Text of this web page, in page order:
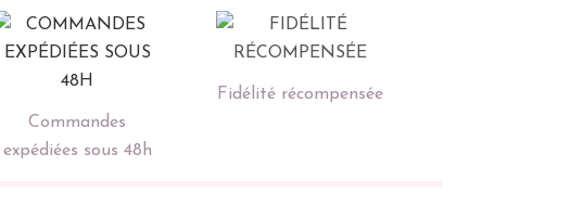
Commandes
expédiées sous 48h
Fidélité récompensée